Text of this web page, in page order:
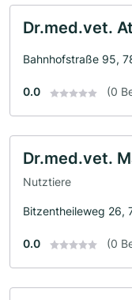
Dr.med.vet.
Bahnhofstraße 95,
0.0 (0
Dr.med.vet.
Nutztiere
Bitzentheileweg 26,
0.0 (0